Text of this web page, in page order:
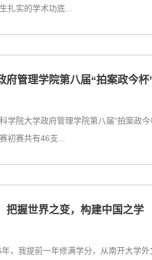
扎实的学术功底...
府管理学院第八届“拍案政今
学院大学政府管理学院第八届“拍案政
初赛共有46支...
把握世界之变，构建中国之学
年，我提前一年修满学分，从南开大学